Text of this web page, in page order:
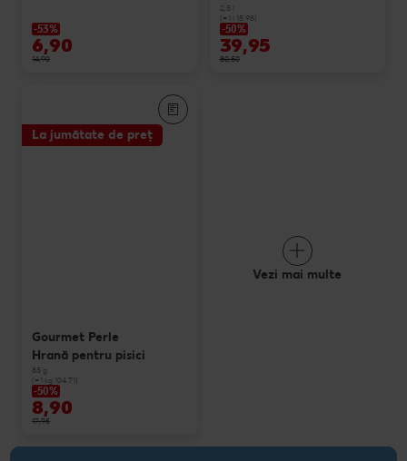
-53%
6,90
14,90
2,5 l
(=1 l 15.98)
-50%
39,95
80,50
La jumătate de preț
Gourmet Perle
Hrană pentru pisici
85 g
(=1 kg 104.71)
-50%
8,90
17,95
Vezi mai multe